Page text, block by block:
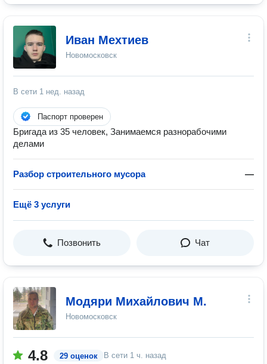
Иван Мехтиев
Новомосковск
В сети 1 нед. назад
Паспорт проверен
Бригада из 35 человек, Занимаемся разнорабочими
делами
Разбор строительного мусора —
Ещё 3 услуги
Позвонить Чат
Модяри Михайлович М.
Новомосковск
4.8 29 оценок В сети 1 ч. назад